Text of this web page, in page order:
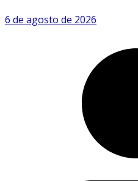
6 de agosto de 2026